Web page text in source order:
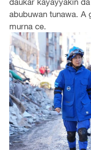
abubuwan tunawa. A
murna ce.